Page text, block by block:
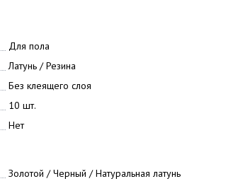
Для пола
Латунь / Резина
Без клеящего слоя
10 шт.
Нет
Золотой / Черный / Натуральная латунь